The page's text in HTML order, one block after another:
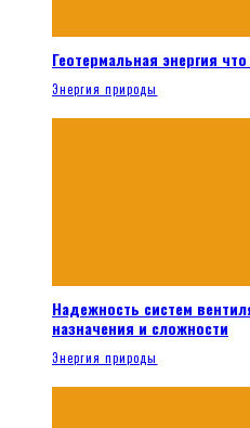
Геотермальная энергия
Энергия природы
Надежность систем
назначения и сложности
Энергия природы